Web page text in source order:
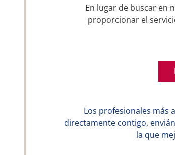
En lugar de buscar en
proporcionar el
Los profesionales más
directamente contigo,
la que